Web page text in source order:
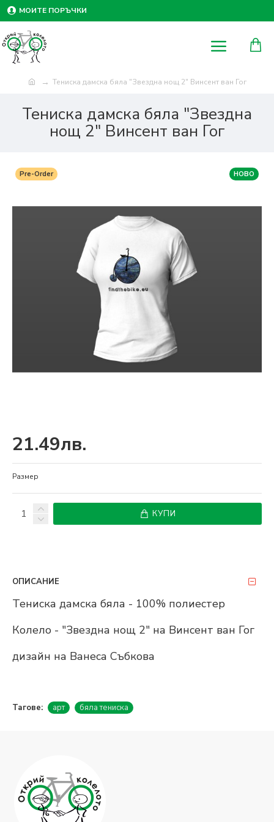
МОИТЕ ПОРЪЧКИ
Тениска дамска бяла "Звездна нощ 2" Винсент ван Гог
Тениска дамска бяла "Звездна
нощ 2" Винсент ван Гог
НОВО
Pre-Order
21.49лв.
Размер
КУПИ
ОПИСАНИЕ
Тениска дамска бяла - 100% полиестер
Колело - "Звездна нощ 2" на Винсент ван Гог
дизайн на Ванеса Събкова
Тагове: арт бяла тениска